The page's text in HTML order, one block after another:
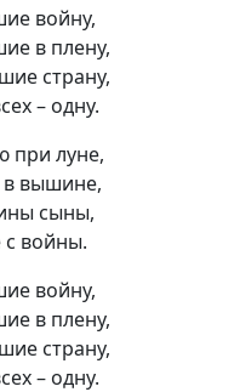
войну,
в плену,
страну,
– одну.
при луне,
в вышине,
сыны,
войны.
войну,
в плену,
страну,
– одну.